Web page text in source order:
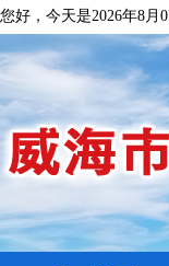
您好，今天是2026年8月